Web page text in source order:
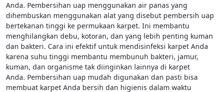
Anda. Pembersihan uap menggunakan air panas yang
dihembuskan menggunakan alat yang disebut pembersih uap
bertekanan tinggi ke permukaan karpet. Ini membantu
menghilangkan debu, kotoran, dan yang lebih penting kuman
dan bakteri. Cara ini efektif untuk mendisinfeksi karpet Anda
karena suhu tinggi membantu membunuh bakteri, jamur,
kuman, dan organisme tak diinginkan lainnya di karpet
Anda. Pembersihan uap mudah digunakan dan pasti bisa
membuat karpet Anda bersih dan higienis dalam waktu